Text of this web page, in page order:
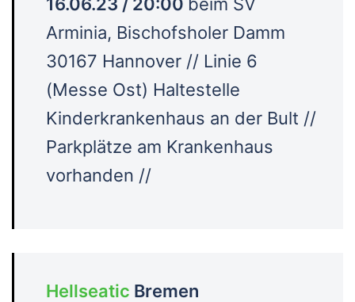
Arminia, Bischofsholer Damm
30167 Hannover // Linie 6
(Messe Ost) Haltestelle
Kinderkrankenhaus an der Bult //
Parkplätze am Krankenhaus
vorhanden //
Hellseatic Bremen